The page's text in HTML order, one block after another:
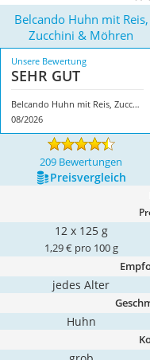
Belcando Huhn mit Reis,
Zucchini & Möhren
Unsere Bewertung
SEHR GUT
Belcando Huhn mit Reis, Zucchini & Möhren
08/2026
209 Bewertungen
Preis­vergleich
12 x 125 g
1,29 € pro 100 g
jedes Alter
Huhn